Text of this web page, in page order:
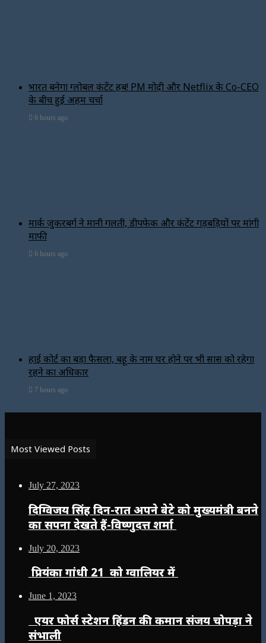
भारत बनेगा ग्लोबल कंटेंट हब! PM मोदी और Netflix के Co-CEO
के बीच हुई अहम चर्चा
6 hours ago
मार्क जुकरबर्ग ने मानी गलती, डीपफेक और कंटेंट गड़बड़ियों पर मांगी
माफी
6 hours ago
हाई कोर्ट का बड़ा फैसला, बहू के नाम घर होने पर भी सास को रहेगा
रहने का अधिकार
7 hours ago
Most Viewed Posts
July 27, 2023
दिग्विजय सिंह दिन-रात अपने बेटे को मुख्यमंत्री बनने
का सपना देखते हैं-विष्णुदत्त शर्मा
July 20, 2023
प्रियंका गांधी 21 को ग्वालियर में
June 1, 2023
एयर फोर्स स्टेशन हिंडन की कमान संजय चोपड़ा ने
संभाली